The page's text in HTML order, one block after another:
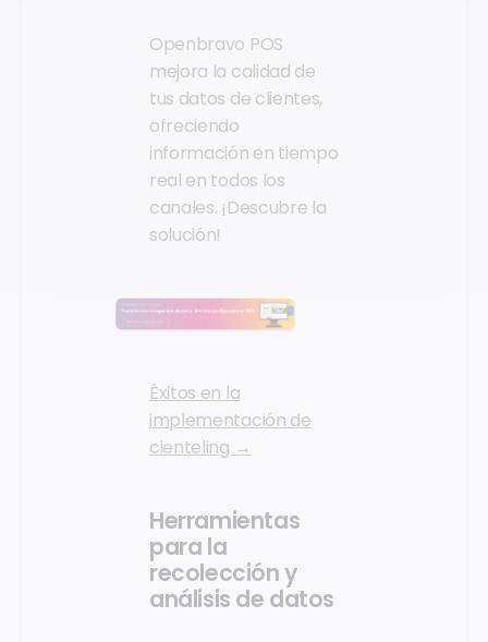
Openbravo POS
mejora la calidad de
tus datos de clientes,
ofreciendo
información en tiempo
real en todos los
canales. ¡Descubre la
solución!
Éxitos en la
implementación de
cienteling →
Herramientas
para la
recolección y
análisis de datos